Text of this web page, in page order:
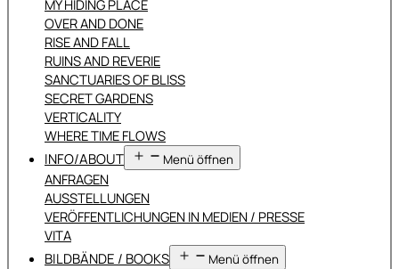
MY HIDING PLACE
OVER AND DONE
RISE AND FALL
RUINS AND REVERIE
SANCTUARIES OF BLISS
SECRET GARDENS
VERTICALITY
WHERE TIME FLOWS
INFO/ABOUT Menü öffnen
ANFRAGEN
AUSSTELLUNGEN
VERÖFFENTLICHUNGEN IN MEDIEN / PRESSE
VITA
BILDBÄNDE / BOOKS Menü öffnen